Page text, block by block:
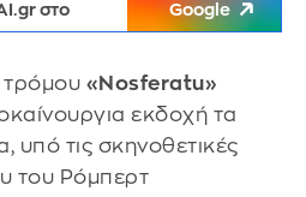
στο Google
τρόμου «Nosferatu»
εκδοχή τα
υπό τις σκηνοθετικές
του Ρόμπερτ